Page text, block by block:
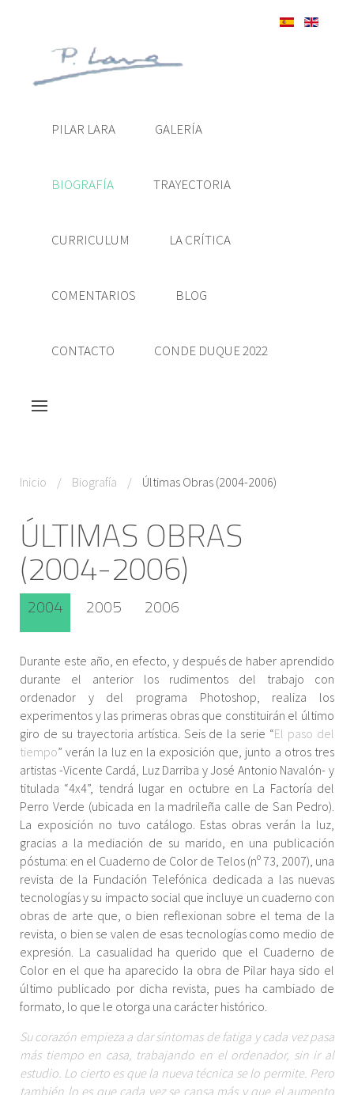
PILAR LARA GALERÍA
BIOGRAFÍA TRAYECTORIA
CURRICULUM LA CRÍTICA
COMENTARIOS BLOG
CONTACTO CONDE DUQUE 2022
Inicio Biografía Últimas Obras (2004-2006)
ÚLTIMAS OBRAS
(2004-2006)
2004 2005 2006
Durante este año, en efecto, y después de haber aprendido
durante el anterior los rudimentos del trabajo con
ordenador y del programa Photoshop, realiza los
experimentos y las primeras obras que constituirán el último
giro de su trayectoria artística. Seis de la serie “El paso del
tiempo” verán la luz en la exposición que, junto a otros tres
artistas -Vicente Cardá, Luz Darriba y José Antonio Navalón- y
titulada “4x4”, tendrá lugar en octubre en La Factoría del
Perro Verde (ubicada en la madrileña calle de San Pedro).
La exposición no tuvo catálogo. Estas obras verán la luz,
gracias a la mediación de su marido, en una publicación
póstuma: en el Cuaderno de Color de Telos (nº 73, 2007), una
revista de la Fundación Telefónica dedicada a las nuevas
tecnologías y su impacto social que incluye un cuaderno con
obras de arte que, o bien reflexionan sobre el tema de la
revista, o bien se valen de esas tecnologías como medio de
expresión. La casualidad ha querido que el Cuaderno de
Color en el que ha aparecido la obra de Pilar haya sido el
último publicado por dicha revista, pues ha cambiado de
formato, lo que le otorga una carácter histórico.
Su corazón empieza a dar síntomas de fatiga y cada vez pasa
más tiempo en casa, trabajando en el ordenador, sin ir al
estudio. Lo cierto es que la nueva técnica se lo permite. Pero
también lo es que cada vez se cansa más y que el aumento